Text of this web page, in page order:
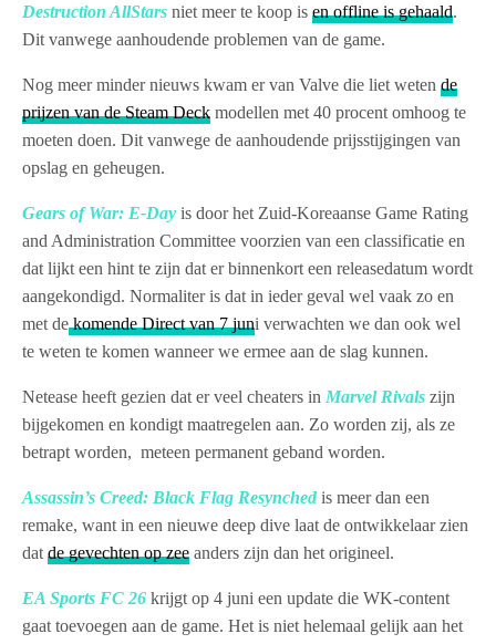
Destruction AllStars niet meer te koop isen offline is gehaald.
Dit vanwege aanhoudende problemen van de game.
Nog meer minder nieuws kwam er van Valve die liet wetende
prijzen van de Steam Deck modellen met 40 procent omhoog te
moeten doen. Dit vanwege de aanhoudende prijsstijgingen van
opslag en geheugen.
Gears of War: E-Day is door het Zuid-Koreaanse Game Rating
and Administration Committee voorzien van een classificatie en
dat lijkt een hint te zijn dat er binnenkort een releasedatum wordt
aangekondigd. Normaliter is dat in ieder geval wel vaak zo en
met dekomende Direct van 7 juni verwachten we dan ook wel
te weten te komen wanneer we ermee aan de slag kunnen.
Netease heeft gezien dat er veel cheaters in Marvel Rivals zijn
bijgekomen en kondigt maatregelen aan. Zo worden zij, als ze
betrapt worden, meteen permanent geband worden.
Assassin’s Creed: Black Flag Resynched is meer dan een
remake, want in een nieuwe deep dive laat de ontwikkelaar zien
datde gevechten op zee anders zijn dan het origineel.
EA Sports FC 26 krijgt op 4 juni een update die WK-content
gaat toevoegen aan de game. Het is niet helemaal gelijk aan het